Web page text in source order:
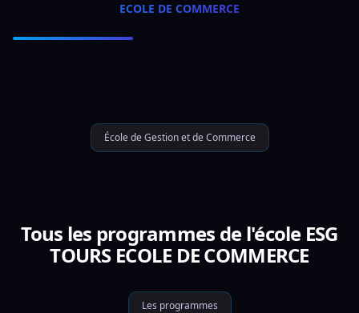
ECOLE DE COMMERCE
École de Gestion et de Commerce
Tous les programmes de l'école ESG
TOURS ECOLE DE COMMERCE
Les programmes